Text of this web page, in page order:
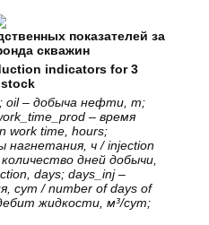
показателей за
скважин
indicators for 3
oil –добыча нефти ,т;
–время
work time, hours;
нагнетания, ч/ injection
количество дней добычи
days; days_inj –
,сут / number of days of
жидкости ,м³/сут;